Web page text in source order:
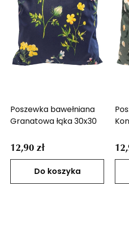
Poszewka bawełniana
Granatowa łąka 30x30
12,90 zł
Do koszyka